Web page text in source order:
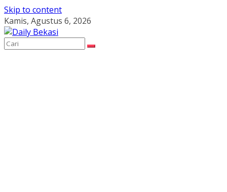
Skip to content
Kamis, Agustus 6, 2026